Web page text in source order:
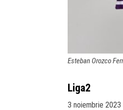
Esteban Orozco
Liga2
3 noiembrie 2023